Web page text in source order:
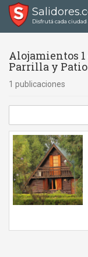
Disfrutá cada
Alojamientos
Parrilla y Patio
1 publicaciones